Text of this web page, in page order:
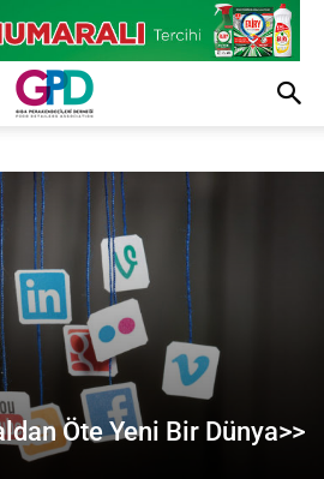
Öte Yeni Bir Dünya>>